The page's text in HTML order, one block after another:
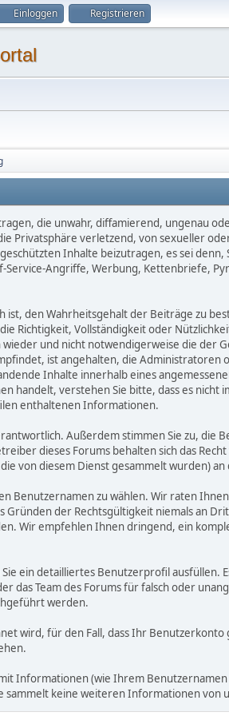
Einloggen Registrieren
die unwahr, diffamierend, ungenau
Privatsphäre verletzend, von sexueller
Inhalte beizutragen, es sei
Angriffe, Werbung, Kettenbriefe,
den Wahrheitsgehalt der Beiträge zu
Richtigkeit, Vollständigkeit oder
und nicht notwendigerweise die der
ist angehalten, die
Inhalte innerhalb eines
handelt, verstehen Sie bitte, dass es
enthaltenen Informationen.
Außerdem stimmen Sie zu, die
dieses Forums behalten sich das
von diesem Dienst gesammelt wurden)
zu wählen. Wir raten
der Rechtsgültigkeit niemals an
Wir empfehlen Ihnen dringend, ein
ein detailliertes Benutzerprofil
das Team des Forums für falsch oder
werden.
wird, für den Fall, dass Ihr
Informationen (wie Ihrem
sammelt keine weiteren Informationen